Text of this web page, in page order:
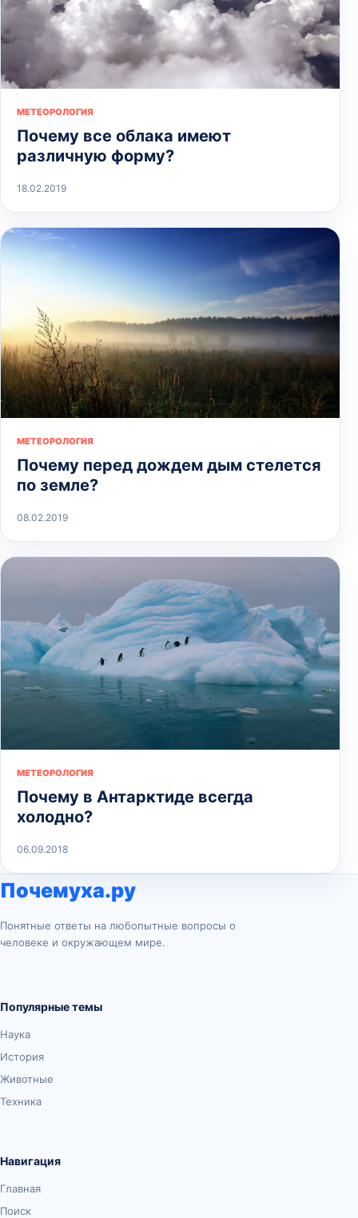
МЕТЕОРОЛОГИЯ
Почему все облака имеют
различную форму?
18.02.2019
МЕТЕОРОЛОГИЯ
Почему перед дождем дым стелется
по земле?
08.02.2019
МЕТЕОРОЛОГИЯ
Почему в Антарктиде всегда
холодно?
06.09.2018
Почемуха.ру
Понятные ответы на любопытные вопросы о
человеке и окружающем мире.
Популярные темы
Наука
История
Животные
Техника
Навигация
Главная
Поиск